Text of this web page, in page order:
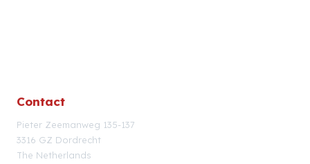
Contact
Pieter Zeemanweg 135-137
3316 GZ Dordrecht
The Netherlands